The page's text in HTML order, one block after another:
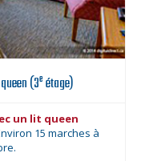
(3e étage)
un lit queen
15 marches à